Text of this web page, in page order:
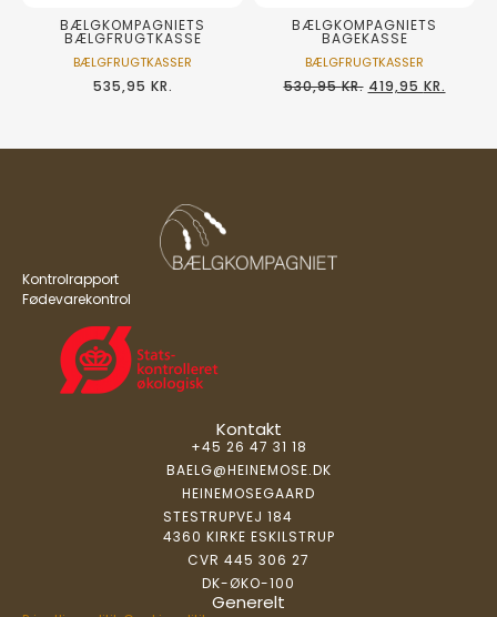
BÆLGKOMPAGNIETS
BÆLGFRUGTKASSE
BÆLGFRUGTKASSER
535,95 KR.
BÆLGKOMPAGNIETS
BAGEKASSE
BÆLGFRUGTKASSER
530,95KR. 419,95 KR.
Kontrolrapport
Fødevarekontrol
Kontakt
+45 26 47 31 18
BAELG@HEINEMOSE.DK
HEINEMOSEGAARD
STESTRUPVEJ 184
4360 KIRKE ESKILSTRUP
CVR 445 306 27
DK-ØKO-100
Generelt